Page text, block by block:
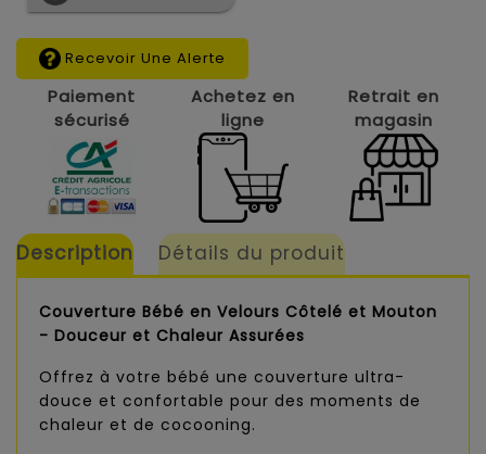
Recevoir Une Alerte
Paiement
sécurisé
Achetez en
ligne
Retrait en
magasin
Description Détails du produit
Couverture Bébé en Velours Côtelé et Mouton
- Douceur et Chaleur Assurées
Offrez à votre bébé une couverture ultra-
douce et confortable pour des moments de
chaleur et de cocooning.